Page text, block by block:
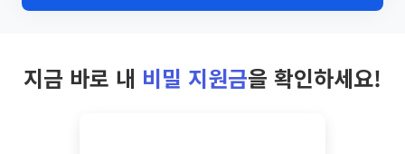
지금 바로 내 비밀 지원금을 확인하세요!